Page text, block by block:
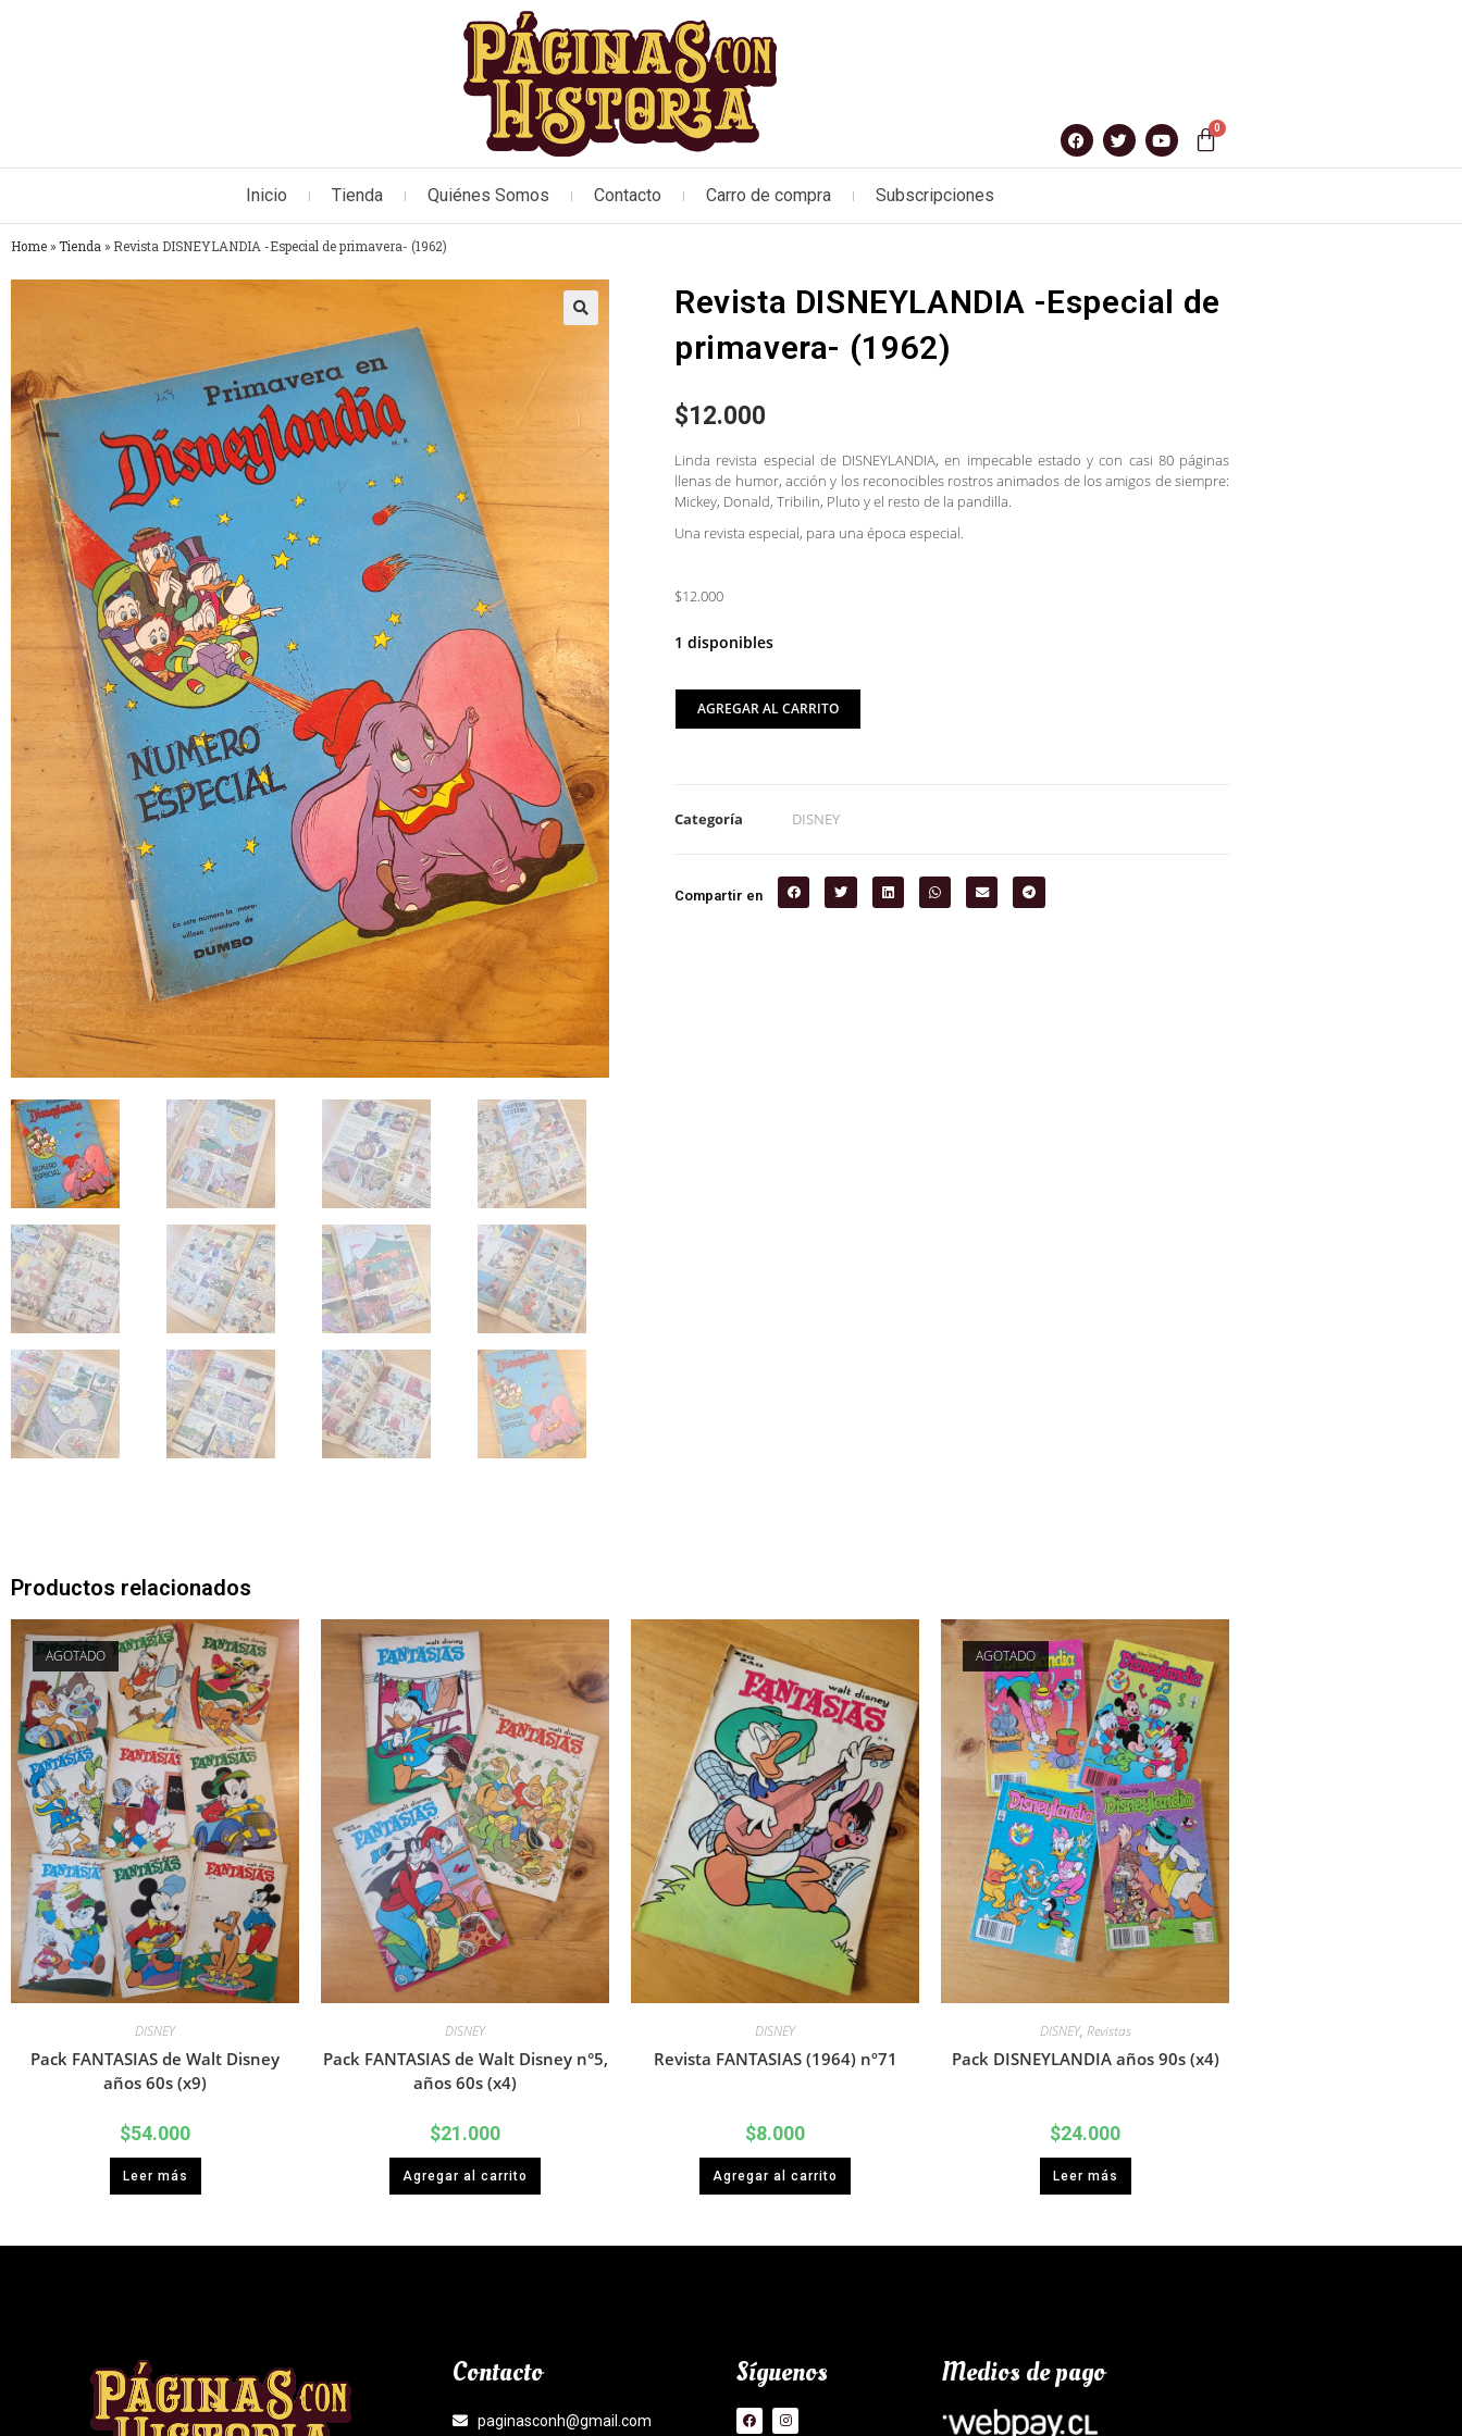
Inicio Tienda Quiénes Somos Contacto Carro de compra Subscripciones
Home » Tienda » Revista DISNEYLANDIA -Especial de primavera- (1962)
Revista DISNEYLANDIA -Especial de
primavera- (1962)
$12.000
Linda revista especial de DISNEYLANDIA, en impecable estado y con casi 80 páginas
llenas de humor, acción y los reconocibles rostros animados de los amigos de siempre:
Mickey, Donald, Tribilin, Pluto y el resto de la pandilla.
Una revista especial, para una época especial.
$12.000
1 disponibles
AGREGAR AL CARRITO
Categoría DISNEY
Compartir en
Productos relacionados
AGOTADO
DISNEY
Pack FANTASIAS de Walt Disney
años 60s (x9)
$54.000
Leer más
DISNEY
Pack FANTASIAS de Walt Disney n°5,
años 60s (x4)
$21.000
Agregar al carrito
DISNEY
Revista FANTASIAS (1964) nº71
$8.000
Agregar al carrito
AGOTADO
DISNEY, Revistas
Pack DISNEYLANDIA años 90s (x4)
$24.000
Leer más
Contacto
paginasconh@gmail.com
Síguenos Medios de pago